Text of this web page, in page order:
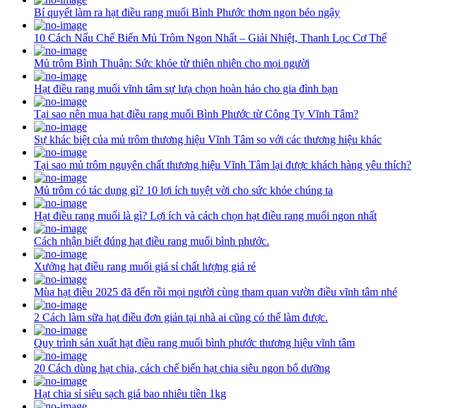
Bí quyết làm ra hạt điều rang muối Bình Phước thơm ngon béo ngậy
10 Cách Nấu Chế Biến Mủ Trôm Ngon Nhất – Giải Nhiệt, Thanh Lọc Cơ Thể
Mủ trôm Bình Thuận: Sức khỏe từ thiên nhiên cho mọi người
Hạt điều rang muối vĩnh tâm sự lưạ chọn hoàn hảo cho gia đình bạn
Tại sao nên mua hạt điều rang muối Bình Phước từ Công Ty Vĩnh Tâm?
Sự khác biệt của mủ trôm thương hiệu Vĩnh Tâm so với các thương hiệu khác
Tại sao mủ trôm nguyên chất thương hiệu Vĩnh Tâm lại được khách hàng yêu thích?
Mủ trôm có tác dụng gì? 10 lợi ích tuyệt vời cho sức khỏe chúng ta
Hạt điều rang muối là gì? Lợi ích và cách chọn hạt điều rang muối ngon nhất
Cách nhận biết đúng hạt điều rang muối bình phước.
Xưởng hạt điều rang muối giá sỉ chất lượng giá rẻ
Mùa hạt điều 2025 đã đến rồi mọi người cùng tham quan vườn điều vĩnh tâm nhé
2 Cách làm sữa hạt điều đơn giản tại nhà ai cũng có thể làm được.
Quy trình sản xuất hạt điều rang muối bình phước thương hiệu vĩnh tâm
20 Cách dùng hạt chia, cách chế biến hạt chia siêu ngon bổ dưỡng
Hạt chia sỉ siêu sạch giá bao nhiêu tiền 1kg